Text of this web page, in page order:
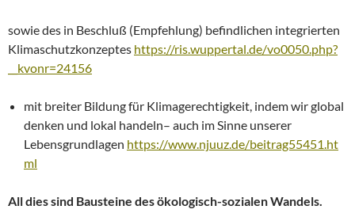
sowie des in Beschluß (Empfehlung) befindlichen integrierten
Klimaschutzkonzeptes https://ris.wuppertal.de/vo0050.php?
__kvonr=24156
mit breiter Bildung für Klimagerechtigkeit, indem wir global
denken und lokal handeln– auch im Sinne unserer
Lebensgrundlagen https://www.njuuz.de/beitrag55451.ht
ml
All dies sind Bausteine des ökologisch-sozialen Wandels.